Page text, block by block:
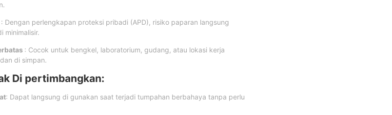
: Dengan perlengkapan proteksi pribadi (APD), risiko paparan langsung
minimalisir.
: Cocok untuk bengkel, laboratorium, gudang, atau lokasi kerja
di simpan.
Di pertimbangkan:
: Dapat langsung di gunakan saat terjadi tumpahan berbahaya tanpa perlu